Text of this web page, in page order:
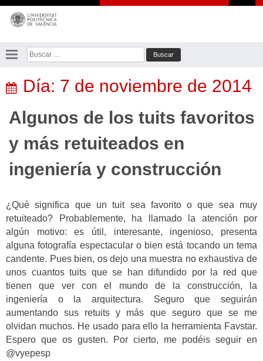
Saltar
contenido
Buscar:
Día: 7 de noviembre de 2014
Algunos de los tuits favoritos
y más retuiteados en
ingeniería y construcción
¿Qué significa que un tuit sea favorito o que sea muy
retuiteado? Probablemente, ha llamado la atención por
algún motivo: es útil, interesante, ingenioso, presenta
alguna fotografía espectacular o bien está tocando un tema
candente. Pues bien, os dejo una muestra no exhaustiva de
unos cuantos tuits que se han difundido por la red que
tienen que ver con el mundo de la construcción, la
ingeniería o la arquitectura. Seguro que seguirán
aumentando sus retuits y más que seguro que se me
olvidan muchos. He usado para ello la herramienta Favstar.
Espero que os gusten. Por cierto, me podéis seguir en
@vyepesp